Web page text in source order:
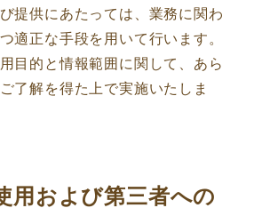
提供にあたっては、業務に関わ
適正な手段を用いて行います。
目的と情報範囲に関して、あら
了解を得た上で実施いたしま
用および第三者への